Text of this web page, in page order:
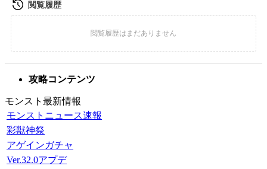
攻略コンテンツ
モンスト最新情報
モンストニュース速報
彩獣神祭
アゲインガチャ
Ver.32.0アプデ